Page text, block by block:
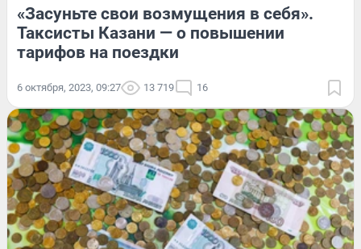
«Засуньте свои возмущения в себя».
Таксисты Казани — о повышении
тарифов на поездки
6 октября, 2023, 09:27 13 719 16